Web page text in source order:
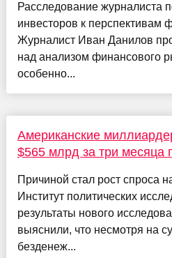
Расследование журналиста
инвесторов к перспективам
Журналист Иван Данилов
над анализом финансового
особенно...
Американские
$565 млрд за три месяца
Причиной стал рост спроса
Институт политических
результаты нового
выяснили, что несмотря на
безденеж...